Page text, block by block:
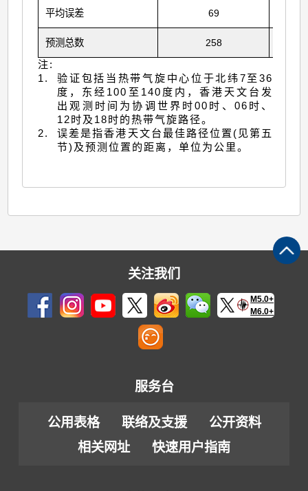
平均误差 69
预测总数 258
注:
1.
验证包括当热带气旋中心位于北纬7至36
度，东经100至140度内，香港天文台发
出观测时间为协调世界时00时、06时、
12时及18时的热带气旋路径。
2.
误差是指香港天文台最佳路径位置(见第五
节)及预测位置的距离，单位为公里。
关注我们
M5.0+
M6.0+
服务台
公用表格 联络及支援
公开资料
相关网址
快速用户指南